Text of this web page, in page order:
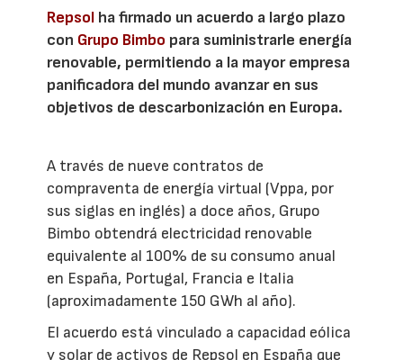
Repsol ha firmado un acuerdo a largo plazo
con Grupo Bimbo para suministrarle energía
renovable, permitiendo a la mayor empresa
panificadora del mundo avanzar en sus
objetivos de descarbonización en Europa.
A través de nueve contratos de
compraventa de energía virtual (Vppa, por
sus siglas en inglés) a doce años, Grupo
Bimbo obtendrá electricidad renovable
equivalente al 100% de su consumo anual
en España, Portugal, Francia e Italia
(aproximadamente 150 GWh al año).
El acuerdo está vinculado a capacidad eólica
y solar de activos de Repsol en España que